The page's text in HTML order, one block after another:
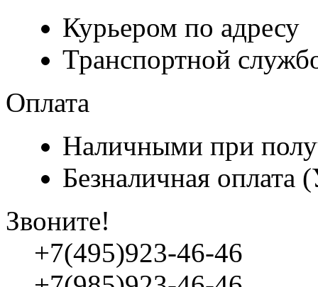
Курьером по адресу
Транспортной
Оплата
Наличными при
Безналичная
Звоните!
+7(495)923-46-46